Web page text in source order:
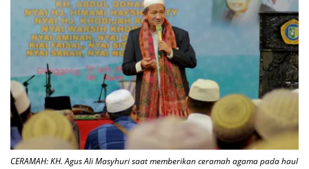
CERAMAH: KH. Agus Ali Masyhuri saat memberikan ceramah agama pada haul